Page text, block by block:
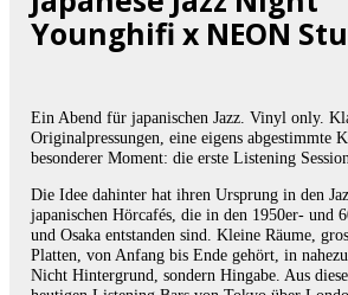
Younghifi x NEON
Ein Abend für japanischen Jazz. Vinyl only.
Originalpressungen, eine eigens abgestimmte
besonderer Moment: die erste Listening
Die Idee dahinter hat ihren Ursprung in den
japanischen Hörcafés, die in den 1950er- und
und Osaka entstanden sind. Kleine Räume,
Platten, von Anfang bis Ende gehört, in
Nicht Hintergrund, sondern Hingabe. Aus